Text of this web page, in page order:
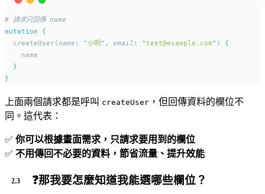
# 請求只回傳 name
mutation
{
  createUser(
name : "小明" , email : "test@example.com" ) {
    name
}
}
上面兩個請求都是呼叫 createUser ，但回傳資料的欄位不
同。這代表：
✅ 你可以根據畫面需求，只請求要用到的欄位
✅ 不用傳回不必要的資料，節省流量、提升效能
❓那我要怎麼知道我能選哪些欄位？